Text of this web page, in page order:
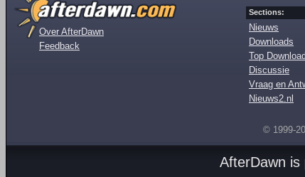
Over AfterDawn
Feedback
Sections:
Nieuws
Downloads
Top
Discussie
Vraag en
Nieuws2.nl
© 1999-
AfterDawn is